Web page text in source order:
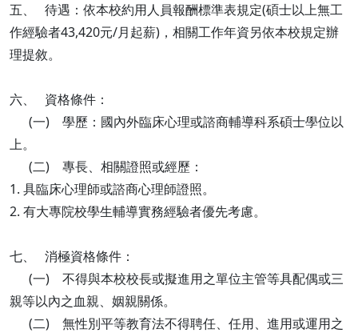
五、 待遇：依本校約用人員報酬標準表規定(碩士以上無工
作經驗者43,420元/月起薪)，相關工作年資另依本校規定辦
理提敘。
六、 資格條件：
(一) 學歷：國內外臨床心理或諮商輔導科系碩士學位以
上。
(二) 專長、相關證照或經歷：
1. 具臨床心理師或諮商心理師證照。
2. 有大專院校學生輔導實務經驗者優先考慮。
七、 消極資格條件：
(一) 不得與本校校長或擬進用之單位主管等具配偶或三
親等以內之血親、姻親關係。
(二) 無性別平等教育法不得聘任、任用、進用或運用之